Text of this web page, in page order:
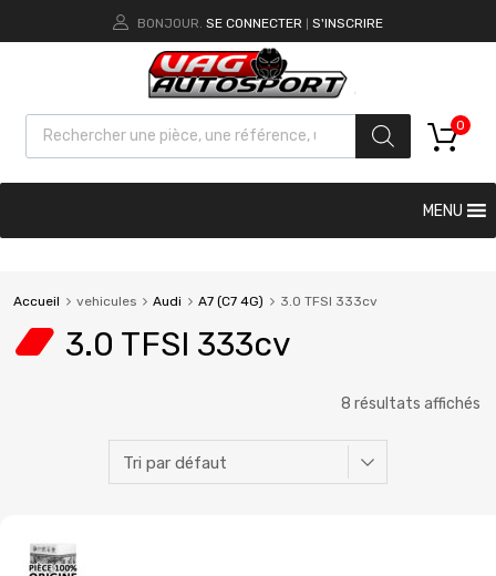
BONJOUR. SE CONNECTER S'INSCRIRE
0
MENU
Accueil vehicules Audi A7 (C7 4G) 3.0 TFSI 333cv
3.0 TFSI 333cv
8 résultats affichés